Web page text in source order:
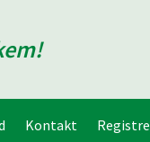
Kontakt